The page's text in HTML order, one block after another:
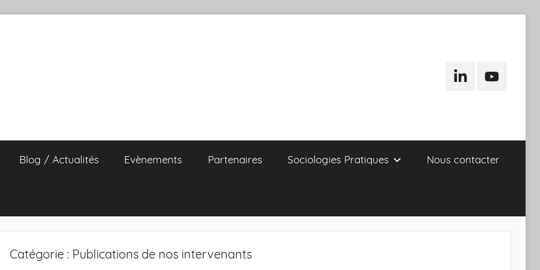
LinkedInYoutube
Blog / Actualités Evènements Partenaires Sociologies Pratiques Nous contacter
Catégorie : Publications de nos intervenants